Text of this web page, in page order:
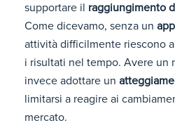
supportare il raggiungimento
Come dicevamo, senza un
attività difficilmente riescono
i risultati nel tempo. Avere un
invece adottare un
limitarsi a reagire ai
mercato.